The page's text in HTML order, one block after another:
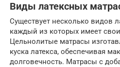
Виды латексных
Существует несколько видов
каждый из которых имеет
Цельнолитые матрасы
куска латекса, обеспечивая
долговечность. Матрасы с